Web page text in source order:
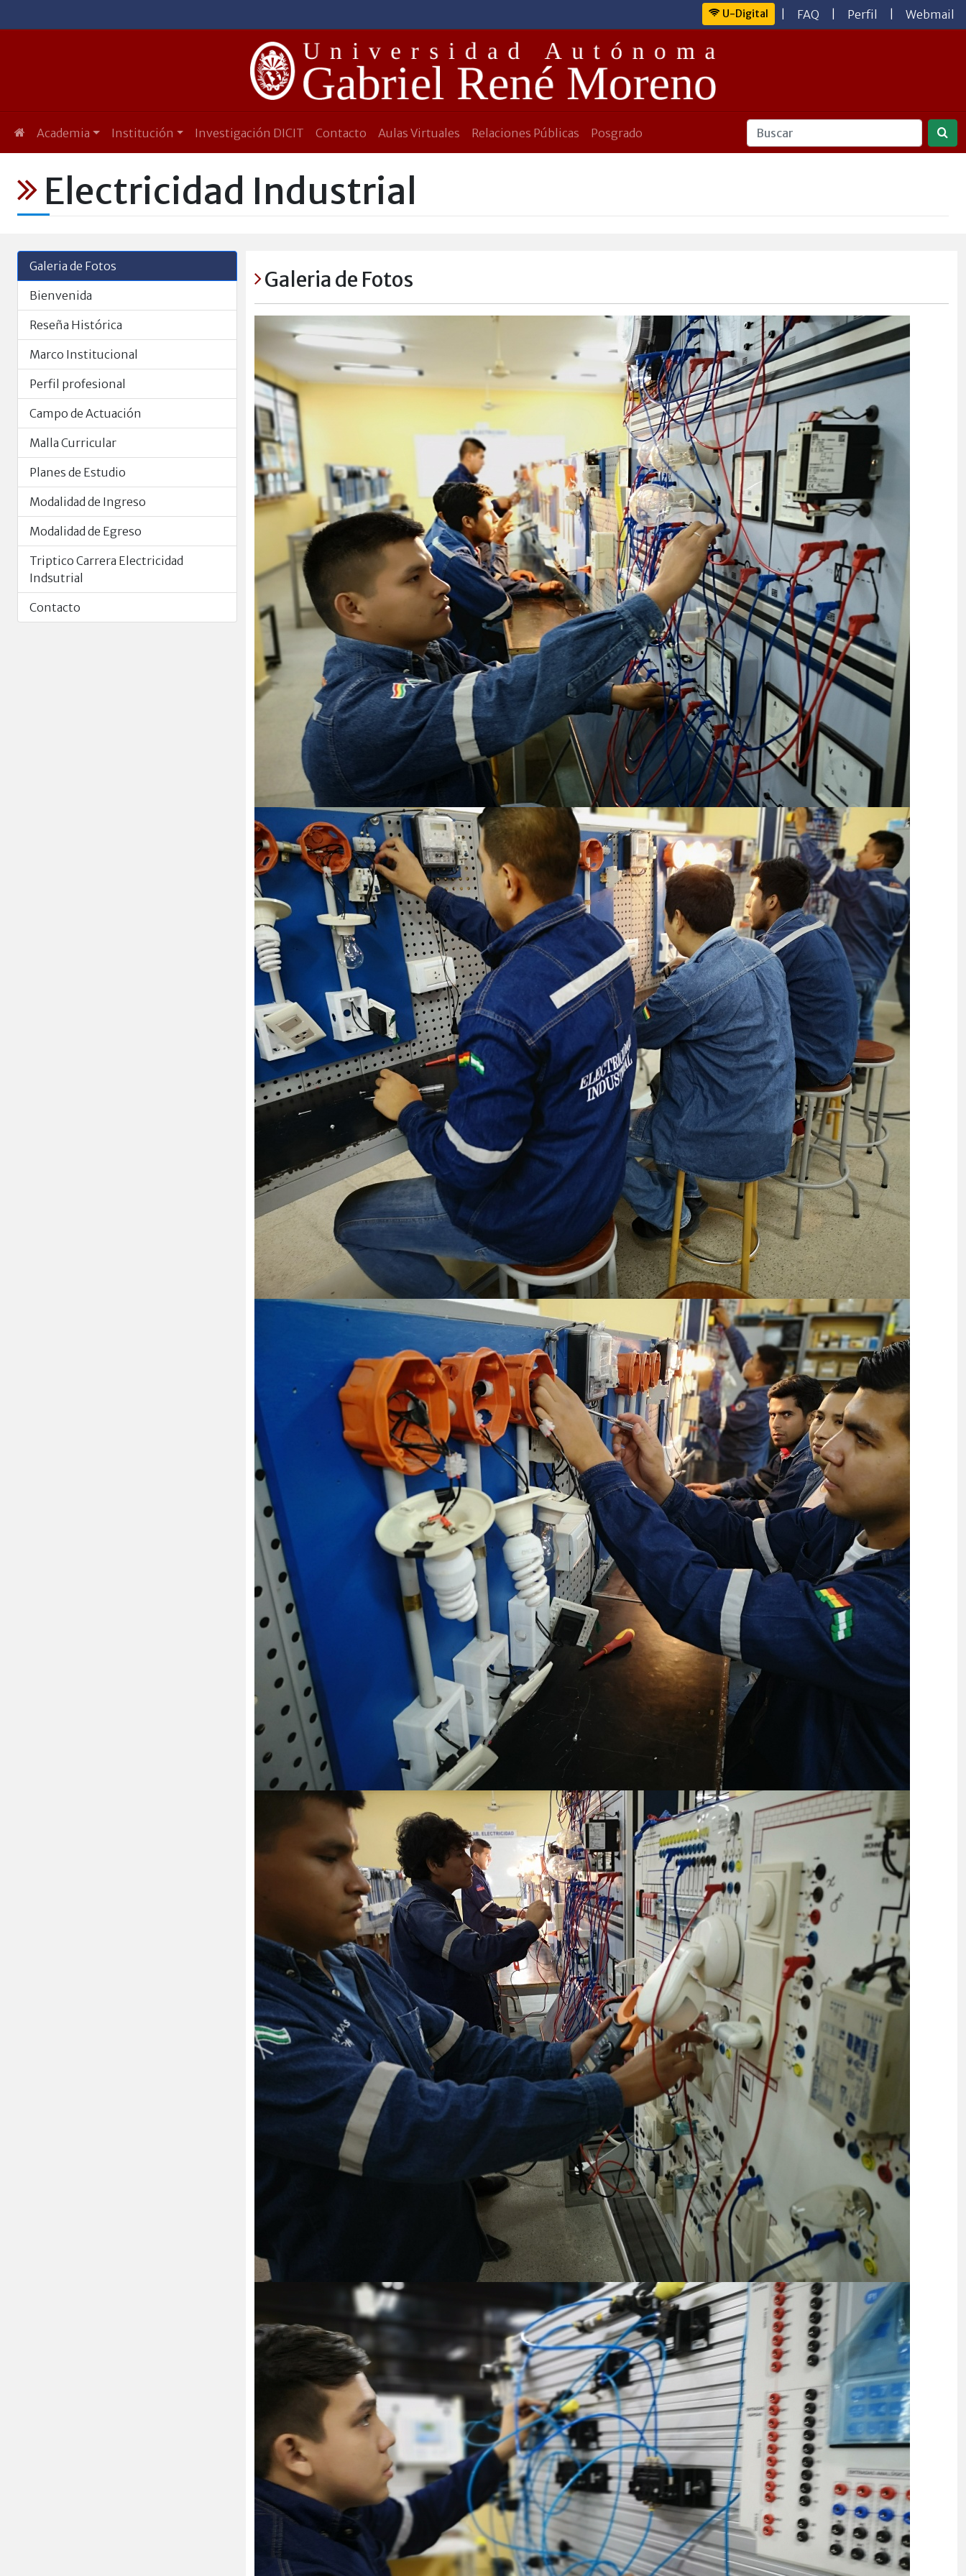
U-Digital FAQ Perfil Webmail
Academia Institución Investigación DICIT Contacto Aulas Virtuales Relaciones Públicas Posgrado
Electricidad Industrial
Galeria de Fotos
Bienvenida
Reseña Histórica
Marco Institucional
Perfil profesional
Campo de Actuación
Malla Curricular
Planes de Estudio
Modalidad de Ingreso
Modalidad de Egreso
Triptico Carrera Electricidad
Indsutrial
Contacto
Galeria de Fotos